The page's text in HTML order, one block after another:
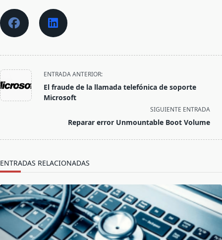
<span
class="nav-
subtitle
ENTRADA ANTERIOR:
El fraude de la llamada telefónica de soporte
Microsoft
SIGUIENTE ENTRADA
Reparar error Unmountable Boot Volume
ENTRADAS RELACIONADAS